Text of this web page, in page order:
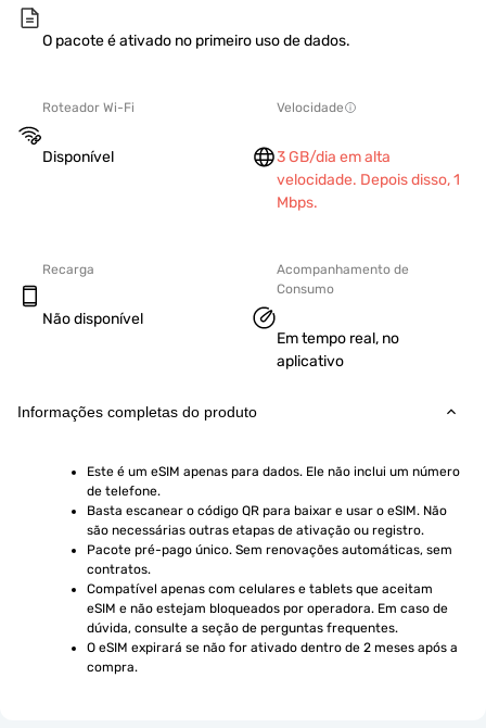
O pacote é ativado no primeiro uso de dados.
Roteador Wi-Fi
Disponível
Velocidade
3 GB/dia em alta
velocidade. Depois disso, 1
Mbps.
Recarga
Não disponível
Acompanhamento de
Consumo
Em tempo real, no
aplicativo
Informações completas do produto
Este é um eSIM apenas para dados. Ele não inclui um número
de telefone.
Basta escanear o código QR para baixar e usar o eSIM. Não
são necessárias outras etapas de ativação ou registro.
Pacote pré-pago único. Sem renovações automáticas, sem
contratos.
Compatível apenas com celulares e tablets que aceitam
eSIM e não estejam bloqueados por operadora. Em caso de
dúvida, consulte a seção de perguntas frequentes.
O eSIM expirará se não for ativado dentro de 2 meses após a
compra.